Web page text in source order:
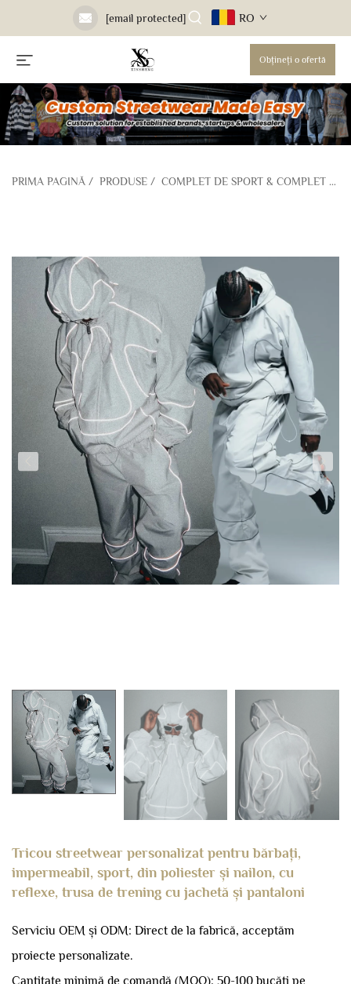
[email protected] RO
Obțineți o ofertă
PRIMA PAGINĂ / PRODUSE / COMPLET DE SPORT & COMPLET DE ANTRENAMENT
Tricou streetwear personalizat pentru bărbați,
impermeabil, sport, din poliester și nailon, cu
reflexe, trusa de trening cu jachetă și pantaloni
Serviciu OEM și ODM: Direct de la fabrică, acceptăm
proiecte personalizate.
Cantitate minimă de comandă (MOQ): 50-100 bucăți pe